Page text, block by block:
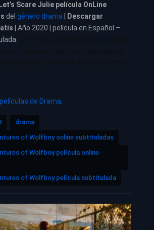
Let’s Scare Julie película OnLine
del género drama
Descargar
| Año 2020 | película en Español –
películas de Drama
drama
of Wolfboy online subtituladas
of Wolfboy película online
of Wolfboy película subtitulada